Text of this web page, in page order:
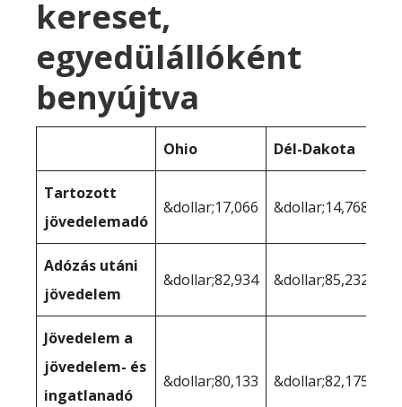
kereset,
egyedülállóként
benyújtva
Ohio Dél-Dakota
Tartozott
jövedelemadó
&dollar;17,066 &dollar;14,768
Adózás utáni
jövedelem
&dollar;82,934 &dollar;85,232
Jövedelem a
jövedelem- és
ingatlanadó
&dollar;80,133 &dollar;82,175